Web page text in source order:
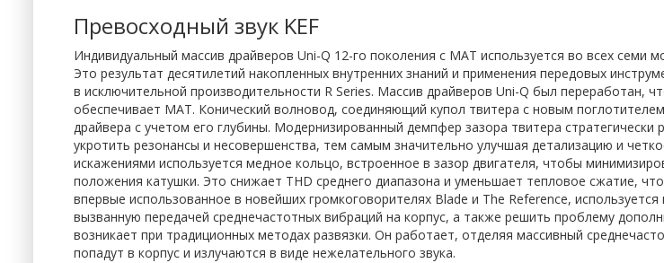
Превосходный звук KEF
Индивидуальный массив драйверов Uni-Q 12-го поколения с MAT используется во всех семи
Это результат десятилетий накопленных внутренних знаний и применения передовых
в исключительной производительности R Series. Массив драйверов Uni-Q был переработан,
обеспечивает MAT. Конический волновод, соединяющий купол твитера с новым
драйвера с учетом его глубины. Модернизированный демпфер зазора твитера
укротить резонансы и несовершенства, тем самым значительно улучшая детализацию и
искажениями используется медное кольцо, встроенное в зазор двигателя, чтобы
положения катушки. Это снижает THD среднего диапазона и уменьшает тепловое сжатие,
впервые использованное в новейших громкоговорителях Blade и The Reference,
вызванную передачей среднечастотных вибраций на корпус, а также решить проблему
возникает при традиционных методах развязки. Он работает, отделяя массивный
попадут в корпус и излучаются в виде нежелательного звука.